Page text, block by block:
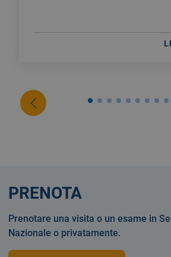
PRENOTA
Prenotare una visita o un esame in
Nazionale o privatamente.